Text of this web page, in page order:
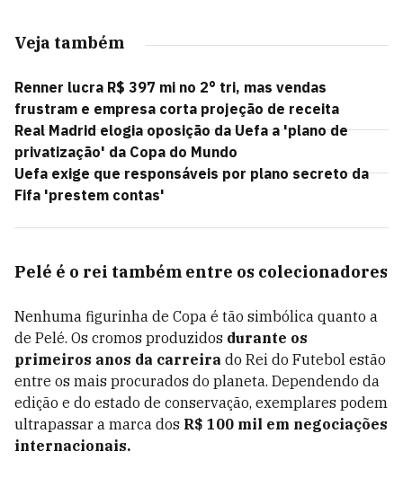
Veja também
Renner lucra R$ 397 mi no 2° tri, mas vendas
frustram e empresa corta projeção de receita
Real Madrid elogia oposição da Uefa a 'plano de
privatização' da Copa do Mundo
Uefa exige que responsáveis por plano secreto da
Fifa 'prestem contas'
Pelé é o rei também entre os colecionadores
Nenhuma figurinha de Copa é tão simbólica quanto a
de Pelé. Os cromos produzidos durante os
primeiros anos da carreira do Rei do Futebol estão
entre os mais procurados do planeta. Dependendo da
edição e do estado de conservação, exemplares podem
ultrapassar a marca dos R$ 100 mil em negociações
internacionais.